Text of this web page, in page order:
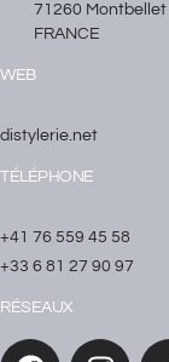
71260 Montbellet
FRANCE
WEB
distylerie.net
TÉLÉPHONE
+41 76 559 45 58
+33 6 81 27 90 97
RÉSEAUX